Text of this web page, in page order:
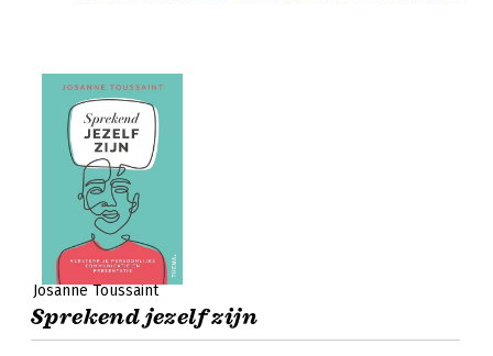
Josanne Toussaint
Sprekend jezelf zijn